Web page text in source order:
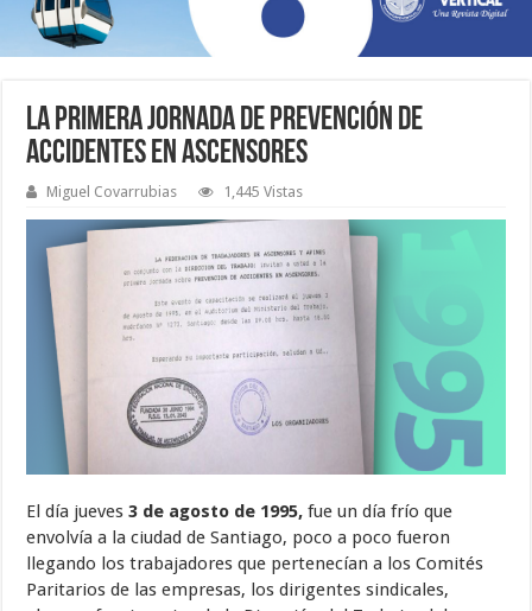
La Primera Jornada de Prevención de
Accidentes en Ascensores
Miguel Covarrubias 1,445 Vistas
El día jueves3 de agosto de 1995, fue un día frío que
envolvía a la ciudad de Santiago, poco a poco fueron
llegando los trabajadores que pertenecían a los Comités
Paritarios de las empresas, los dirigentes sindicales,